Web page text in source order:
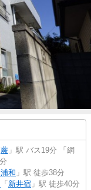
蕨 」駅 バス19分 「網
和 」駅 徒歩38分
「 新井宿 」駅 徒歩40分